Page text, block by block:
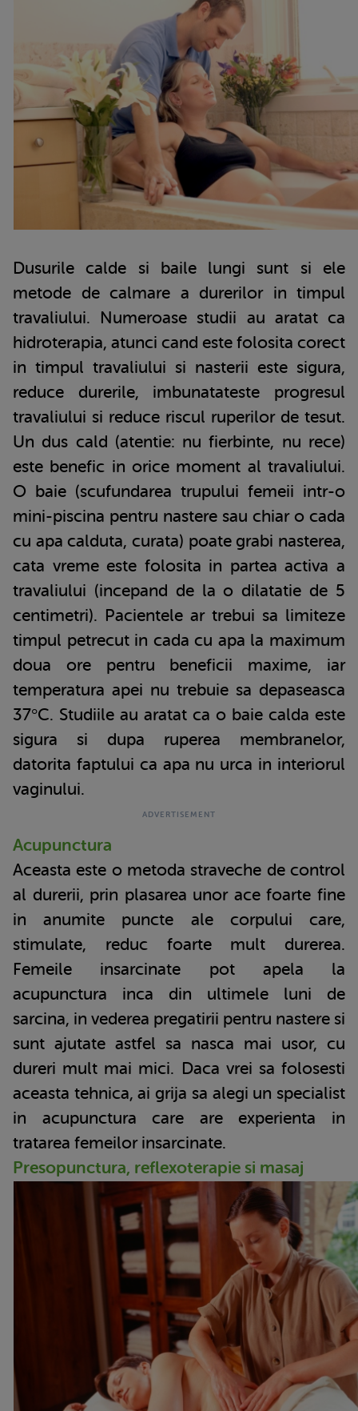
Dusurile calde si baile lungi sunt si ele
metode de calmare a durerilor in timpul
travaliului. Numeroase studii au aratat ca
hidroterapia, atunci cand este folosita corect
in timpul travaliului si nasterii este sigura,
reduce durerile, imbunatateste progresul
travaliului si reduce riscul ruperilor de tesut.
Un dus cald (atentie: nu fierbinte, nu rece)
este benefic in orice moment al travaliului.
O baie (scufundarea trupului femeii intr-o
mini-piscina pentru nastere sau chiar o cada
cu apa calduta, curata) poate grabi nasterea,
cata vreme este folosita in partea activa a
travaliului (incepand de la o dilatatie de 5
centimetri). Pacientele ar trebui sa limiteze
timpul petrecut in cada cu apa la maximum
doua ore pentru beneficii maxime, iar
temperatura apei nu trebuie sa depaseasca
37°C. Studiile au aratat ca o baie calda este
sigura si dupa ruperea membranelor,
datorita faptului ca apa nu urca in interiorul
vaginului.
Acupunctura
Aceasta este o metoda straveche de control
al durerii, prin plasarea unor ace foarte fine
in anumite puncte ale corpului care,
stimulate, reduc foarte mult durerea.
Femeile insarcinate pot apela la
acupunctura inca din ultimele luni de
sarcina, in vederea pregatirii pentru nastere si
sunt ajutate astfel sa nasca mai usor, cu
dureri mult mai mici. Daca vrei sa folosesti
aceasta tehnica, ai grija sa alegi un specialist
in acupunctura care are experienta in
tratarea femeilor insarcinate.
Presopunctura, reflexoterapie si masaj